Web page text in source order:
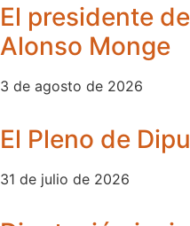
El presidente
Alonso Monge
3 de agosto de 2026
El Pleno de
31 de julio de 2026